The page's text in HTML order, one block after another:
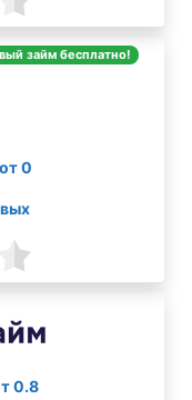
займ бесплатно!
0
0.8